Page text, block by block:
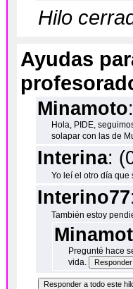
Hilo
Ayudas
Minamoto
Hola, PIDE,
solapar con las de
Interina:
Yo leí el otro día
Interino77
También estoy
Pregunté hace
vida.